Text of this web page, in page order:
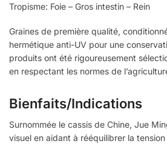
Tropisme: Foie – Gros intestin – Rein
Graines de première qualité,
hermétique anti-UV pour une
produits ont été rigoureusement
en respectant les normes de
Bienfaits/Indications
Surnommée le cassis de Chine, Jue
visuel en aidant à rééquilibrer la